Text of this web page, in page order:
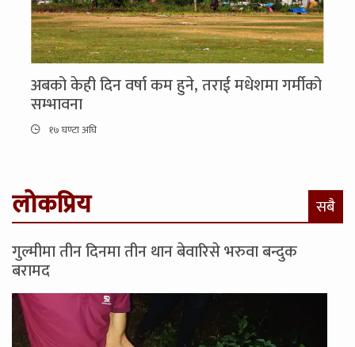
अबको केही दिन वर्षा कम हुने, तराई मधेशमा गर्मीको
सम्भावना
१७ घण्टा अघि
लोकप्रिय सबै
गुल्मीमा तीन दिनमा तीन थान बेवारिसे भरुवा बन्दुक
बरामद